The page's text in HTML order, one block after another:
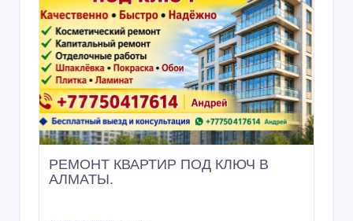
РЕМОНТ КВАРТИР ПОД КЛЮЧ В
АЛМАТЫ.